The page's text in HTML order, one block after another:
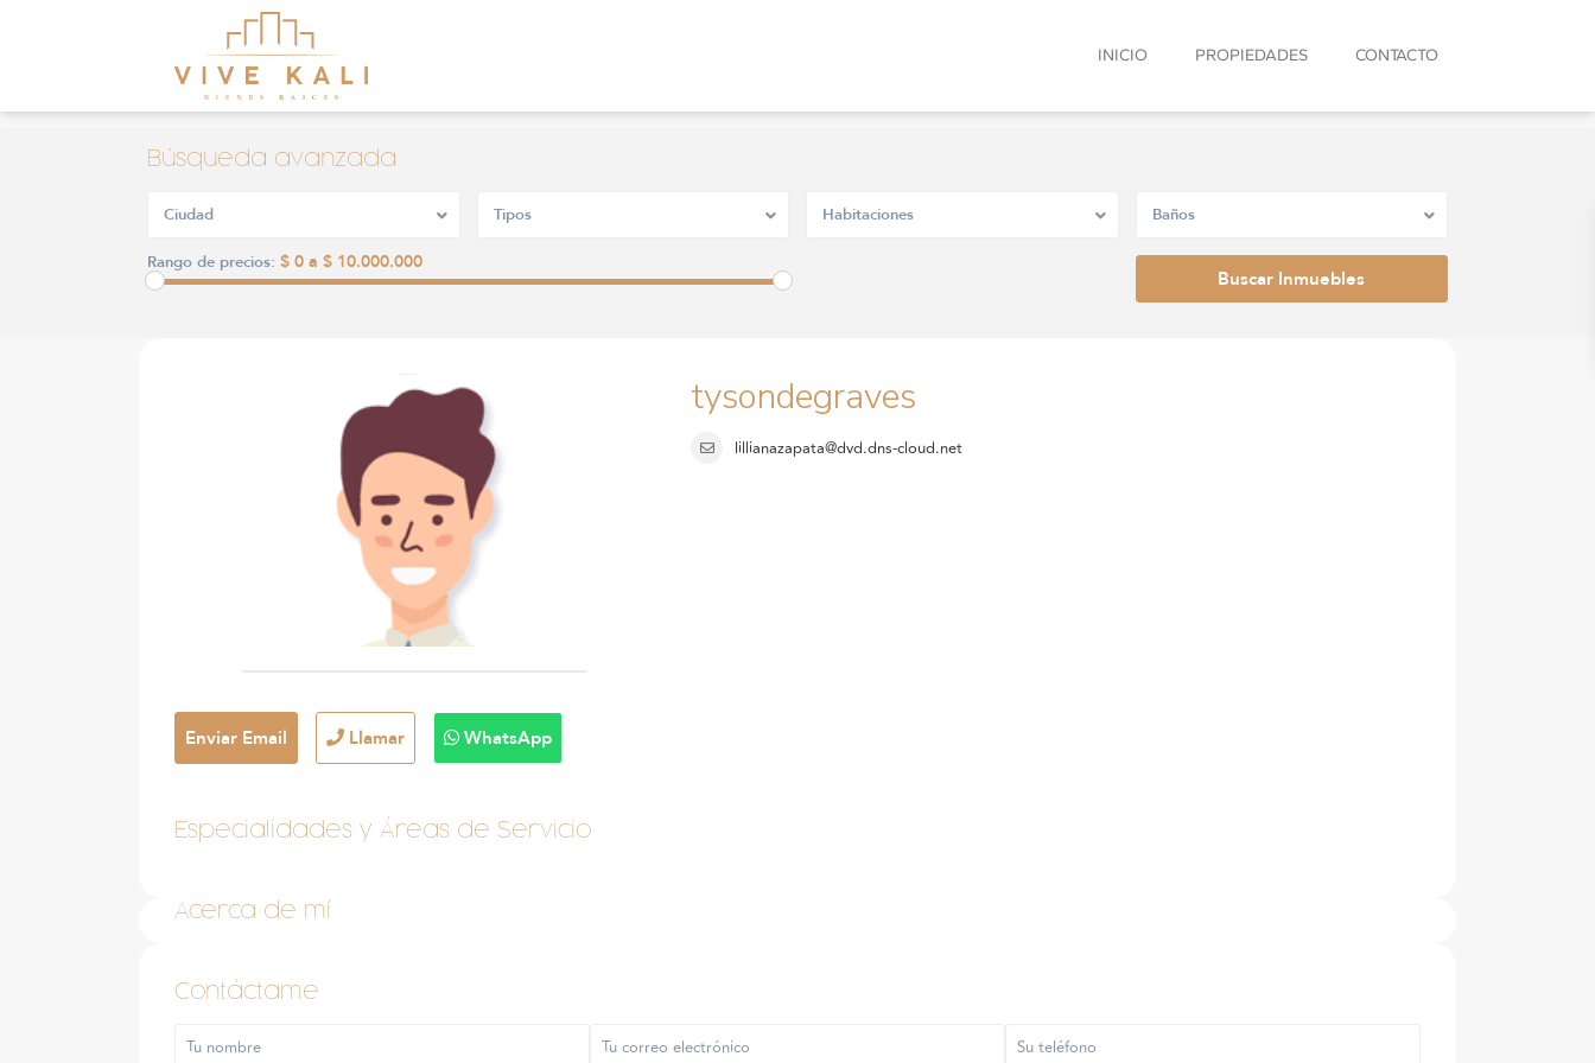
INICIO PROPIEDADES CONTACTO
Búsqueda avanzada
Ciudad Tipos Habitaciones Baños
Rango de precios: $ 0 a $ 10.000.000
tysondegraves
lillianazapata@dvd.dns-cloud.net
Enviar Email Llamar WhatsApp
Especialidades y Áreas de Servicio
Acerca de mí
Contáctame